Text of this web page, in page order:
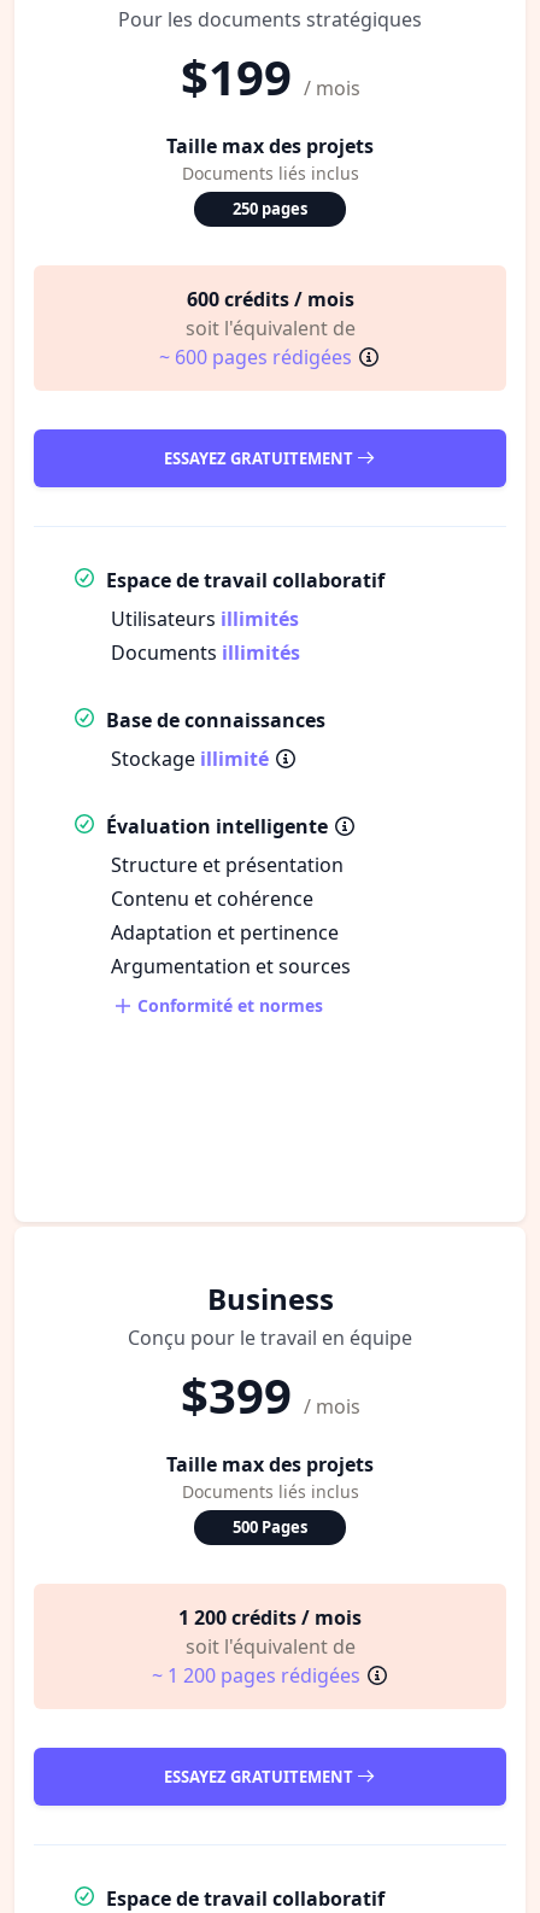
Pour les documents stratégiques
$199 / mois
Taille max des projets
Documents liés inclus
250 pages
600 crédits / mois
soit l'équivalent de
~ 600 pages rédigées
ESSAYEZ GRATUITEMENT
Espace de travail collaboratif
Utilisateurs illimités
Documents illimités
Base de connaissances
Stockage illimité
Évaluation intelligente
Structure et présentation
Contenu et cohérence
Adaptation et pertinence
Argumentation et sources
Conformité et normes
Business
Conçu pour le travail en équipe
$399 / mois
Taille max des projets
Documents liés inclus
500 Pages
1 200 crédits / mois
soit l'équivalent de
~ 1 200 pages rédigées
ESSAYEZ GRATUITEMENT
Espace de travail collaboratif